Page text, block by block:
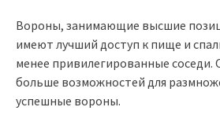
Вороны, занимающие высшие
имеют лучший доступ к пище и
менее привилегированные
больше возможностей для
успешные вороны.